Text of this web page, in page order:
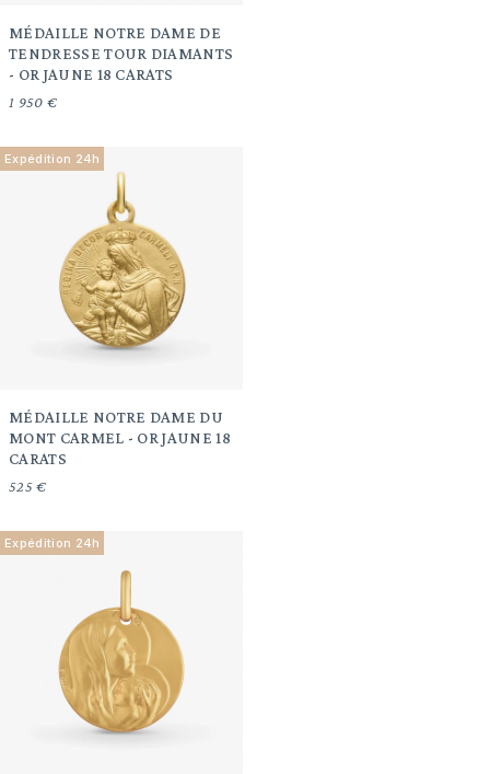
MÉDAILLE NOTRE DAME DE
TENDRESSE TOUR DIAMANTS
- OR JAUNE 18 CARATS
1 950 €
Expédition 24h
MÉDAILLE NOTRE DAME DU
MONT CARMEL - OR JAUNE 18
CARATS
525 €
Expédition 24h